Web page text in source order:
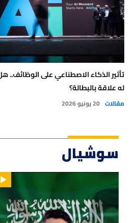
تأثير الذكاء الاصطناعي على الوظائف..
له علاقة بالبطالة؟
مقالات 20 يونيو 2026
سوشيال